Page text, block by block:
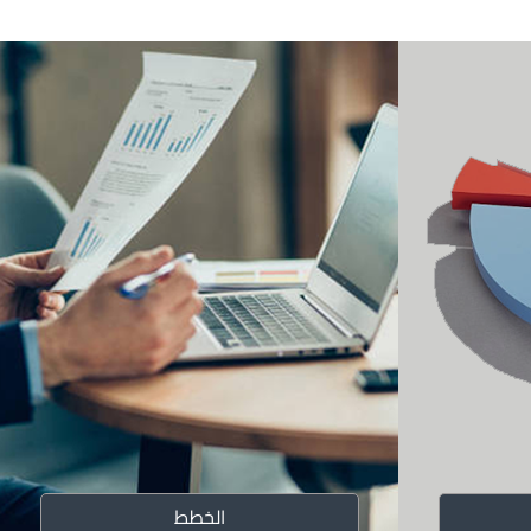
والأسس
الخطط